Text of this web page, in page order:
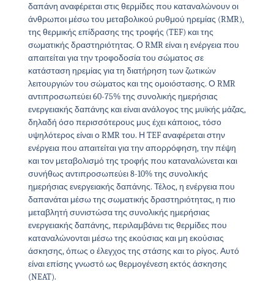
δαπάνη αναφέρεται στις θερμίδες που καταναλώνουν οι
άνθρωποι μέσω του μεταβολικού ρυθμού ηρεμίας (RMR),
της θερμικής επίδρασης της τροφής (TEF) και της
σωματικής δραστηριότητας. Ο RMR είναι η ενέργεια που
απαιτείται για την τροφοδοσία του σώματος σε
κατάσταση ηρεμίας για τη διατήρηση των ζωτικών
λειτουργιών του σώματος και της ομοιόστασης. Ο RMR
αντιπροσωπεύει 60-75% της συνολικής ημερήσιας
ενεργειακής δαπάνης και είναι ανάλογος της μυϊκής μάζας,
δηλαδή όσο περισσότερους μυς έχει κάποιος, τόσο
υψηλότερος είναι ο RMR του. Η TEF αναφέρεται στην
ενέργεια που απαιτείται για την απορρόφηση, την πέψη
και τον μεταβολισμό της τροφής που καταναλώνεται και
συνήθως αντιπροσωπεύει 8-10% της συνολικής
ημερήσιας ενεργειακής δαπάνης. Τέλος, η ενέργεια που
δαπανάται μέσω της σωματικής δραστηριότητας, η πιο
μεταβλητή συνιστώσα της συνολικής ημερήσιας
ενεργειακής δαπάνης, περιλαμβάνει τις θερμίδες που
καταναλώνονται μέσω της εκούσιας και μη εκούσιας
άσκησης, όπως ο έλεγχος της στάσης και το ρίγος. Αυτό
είναι επίσης γνωστό ως θερμογένεση εκτός άσκησης
(NEAT).